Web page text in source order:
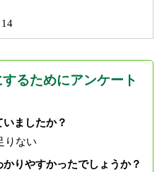
るためにアンケート
ましたか？
りない
りやすかったでしょうか？